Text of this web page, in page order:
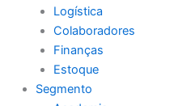
Logística
Colaboradores
Finanças
Estoque
Segmento